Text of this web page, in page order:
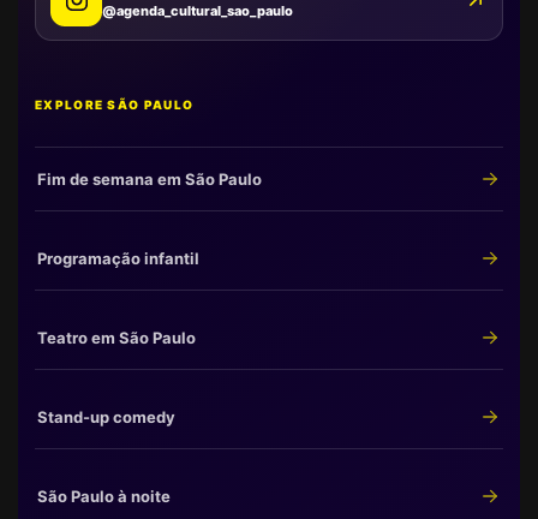
@agenda_cultural_sao_paulo
EXPLORE SÃO PAULO
Fim de semana em São Paulo
Programação infantil
Teatro em São Paulo
Stand-up comedy
São Paulo à noite